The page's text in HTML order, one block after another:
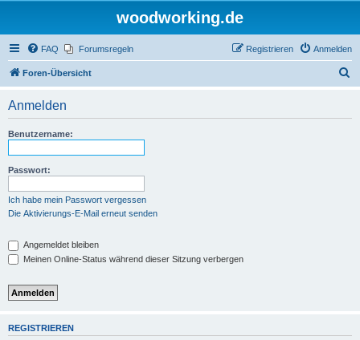
woodworking.de
FAQ Forumsregeln Anmelden
Registrieren
Foren-Übersicht
Anmelden
Benutzername:
Passwort:
Ich habe mein Passwort vergessen
Die Aktivierungs-E-Mail erneut senden
Angemeldet bleiben
Meinen Online-Status während dieser Sitzung verbergen
REGISTRIEREN